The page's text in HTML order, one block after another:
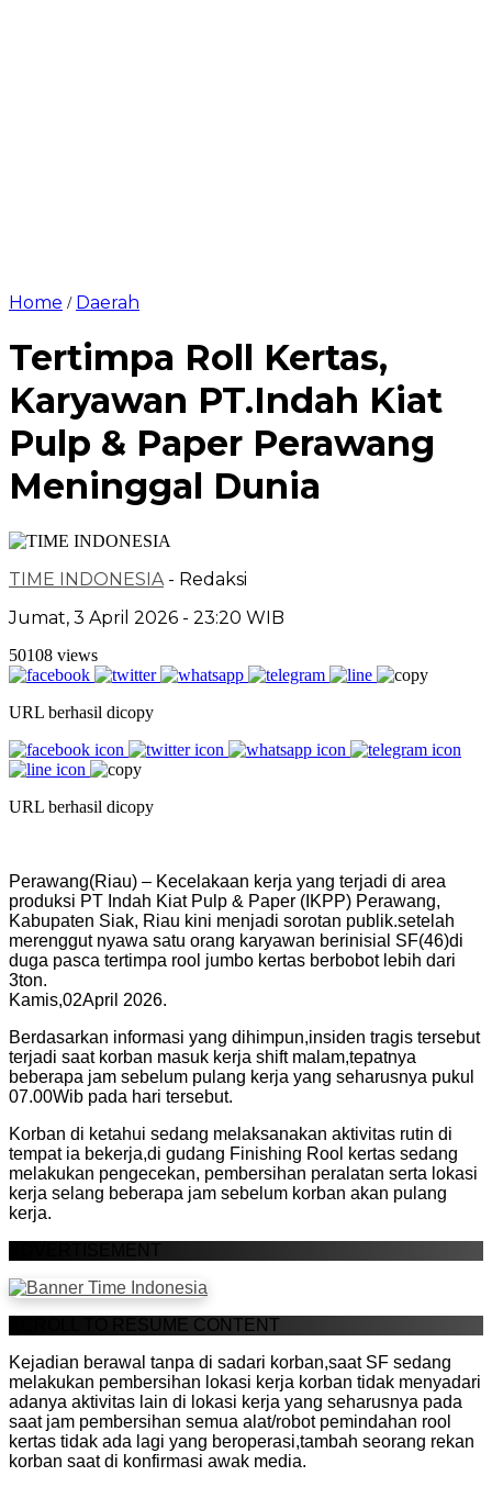
Home / Daerah
Tertimpa Roll Kertas,
Karyawan PT.Indah Kiat
Pulp & Paper Perawang
Meninggal Dunia
TIME INDONESIA - Redaksi
Jumat, 3 April 2026 - 23:20 WIB
50108 views
URL berhasil dicopy
URL berhasil dicopy
Perawang(Riau) – Kecelakaan kerja yang terjadi di area
produksi PT Indah Kiat Pulp & Paper (IKPP) Perawang,
Kabupaten Siak, Riau kini menjadi sorotan publik.setelah
merenggut nyawa satu orang karyawan berinisial SF(46)di
duga pasca tertimpa rool jumbo kertas berbobot lebih dari
3ton.
Kamis,02April 2026.
Berdasarkan informasi yang dihimpun,insiden tragis tersebut
terjadi saat korban masuk kerja shift malam,tepatnya
beberapa jam sebelum pulang kerja yang seharusnya pukul
07.00Wib pada hari tersebut.
Korban di ketahui sedang melaksanakan aktivitas rutin di
tempat ia bekerja,di gudang Finishing Rool kertas sedang
melakukan pengecekan, pembersihan peralatan serta lokasi
kerja selang beberapa jam sebelum korban akan pulang
kerja.
ADVERTISEMENT
SCROLL TO RESUME CONTENT
Kejadian berawal tanpa di sadari korban,saat SF sedang
melakukan pembersihan lokasi kerja korban tidak menyadari
adanya aktivitas lain di lokasi kerja yang seharusnya pada
saat jam pembersihan semua alat/robot pemindahan rool
kertas tidak ada lagi yang beroperasi,tambah seorang rekan
korban saat di konfirmasi awak media.